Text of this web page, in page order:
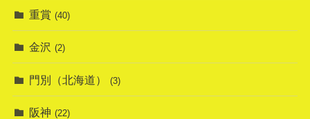
重賞 (40)
金沢 (2)
門別（北海道） (3)
阪神 (22)